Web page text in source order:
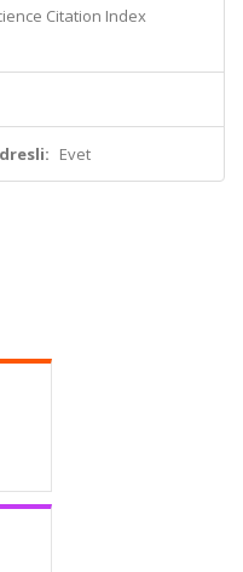
Citation Index
Evet